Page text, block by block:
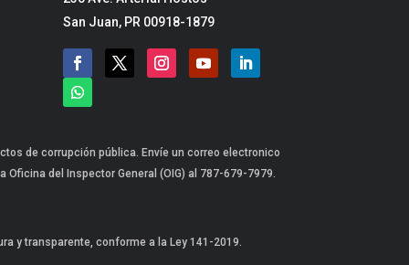
San Juan, PR 00918-1879
de corrupción pública. Envíe un correo electronico
del Inspector General (OIG) al 787-679-7979.
y transparente, conforme a la Ley 141-2019.